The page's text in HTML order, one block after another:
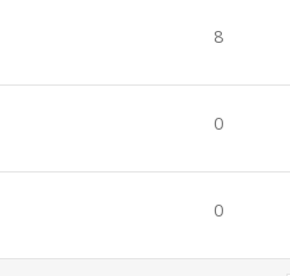
8
0
0